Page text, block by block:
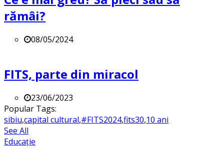
rămâi?
08/05/2024
FITS, parte din miracol
23/06/2023
Popular Tags:
sibiu,capital cultural,#FITS2024,fits30,10 ani
See All
Educație